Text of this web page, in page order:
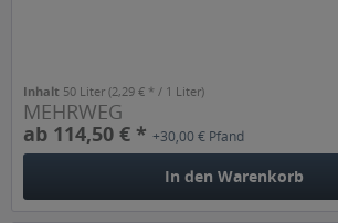
Inhalt 50 Liter(2,29 € * / 1 Liter)
MEHRWEG
ab 114,50 € *+30,00 € Pfand
In den Warenkorb